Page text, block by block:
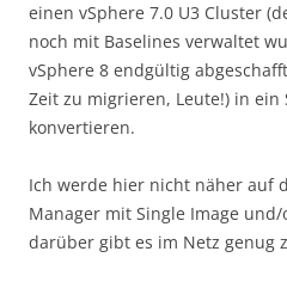
einen vSphere 7.0 U3 Cluster
noch mit Baselines verwaltet
vSphere 8 endgültig
Zeit zu migrieren, Leute!) in ein
konvertieren.
Ich werde hier nicht näher auf
Manager mit Single Image
darüber gibt es im Netz genug